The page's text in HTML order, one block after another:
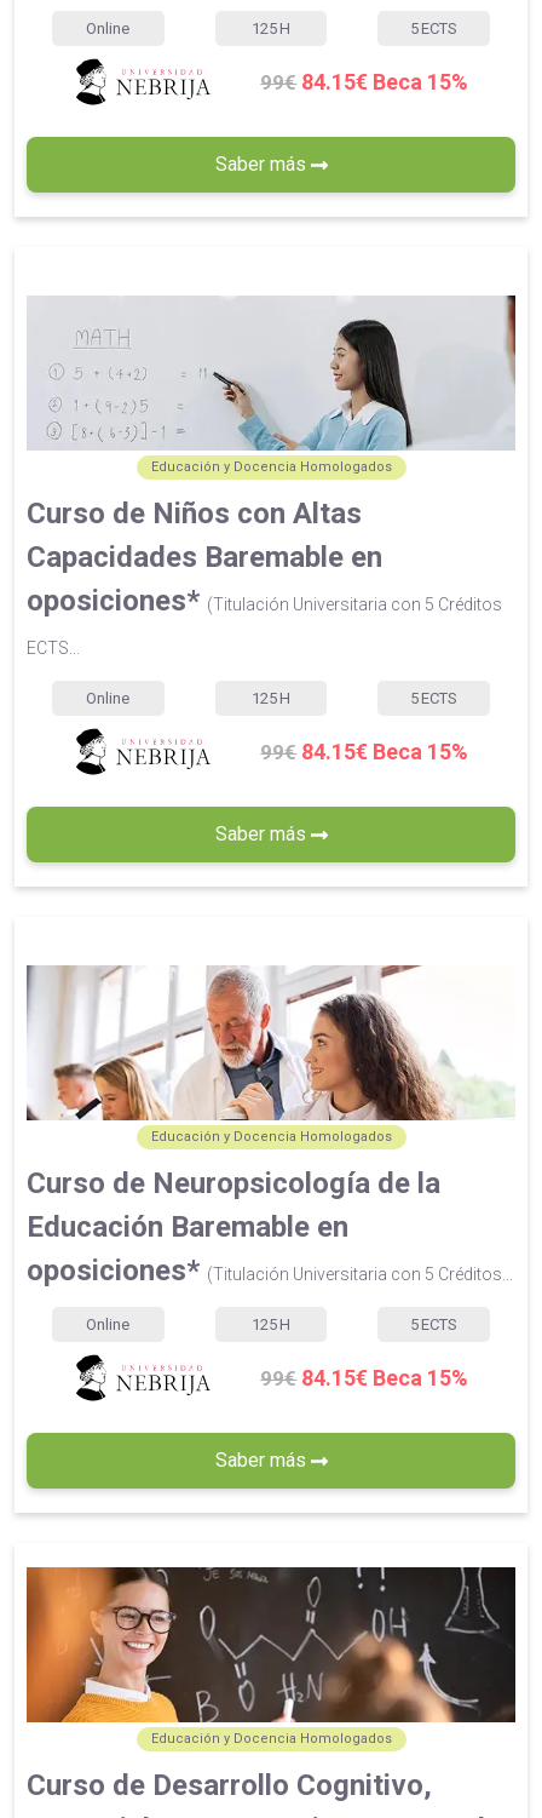
Online 125 H 5 ECTS
99€ 84.15€ Beca 15%
Saber más
Educación y Docencia Homologados
Curso de Niños con Altas
Capacidades Baremable en
oposiciones* (Titulación Universitaria con 5 Créditos
ECTS...
Online 125 H 5 ECTS
99€ 84.15€ Beca 15%
Saber más
Educación y Docencia Homologados
Curso de Neuropsicología de la
Educación Baremable en
oposiciones* (Titulación Universitaria con 5 Créditos...
Online 125 H 5 ECTS
99€ 84.15€ Beca 15%
Saber más
Educación y Docencia Homologados
Curso de Desarrollo Cognitivo,